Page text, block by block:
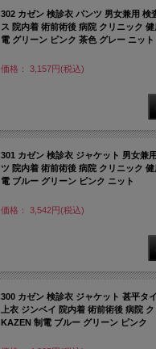
302 カゼン 検診衣 パンツ 男女兼用 検
ス 院内着 術前術後 病院 クリニック
電 グリーン ピンク 茶色 グレー ニット
価格： 3,157円(税込)
301 カゼン 検診衣 ジャケット 男女兼
ツ 院内着 術前術後 病院 クリニック
電 ブルー グリーン ピンク ニット
価格： 3,542円(税込)
300 カゼン 検診衣 ジャケット 甚平タ
上衣 ジンベイ 院内着 術前術後 病院
KAZEN 制電 ブルー グリーン ピンク